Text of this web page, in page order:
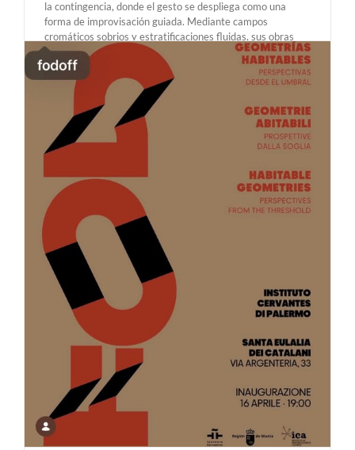
la contingencia, donde el gesto se despliega como una
forma de improvisación guiada. Mediante campos
cromáticos sobrios y estratificaciones fluidas, sus obras
articulan un campo de tensión visual sutil pero dinámico.
Concebida como [...]